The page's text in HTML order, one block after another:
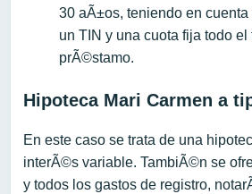
30 aÃ±os, teniendo en
un TIN y una cuota fija todo el
prÃ©stamo.
Hipoteca Mari Carmen a
En este caso se trata de una
interÃ©s variable. TambiÃ©n se
y todos los gastos de registro,